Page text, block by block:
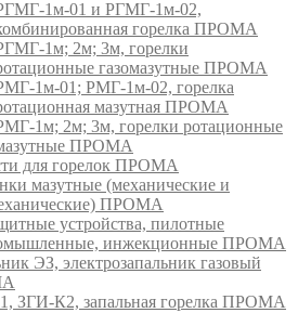
1м-01 и РГМГ-1м-02,
горелка ПРОМА
1м; 2м; 3м, горелки
газомазутные ПРОМА
1м-01; РМГ-1м-02, горелка
мазутная ПРОМА
1м; 2м; 3м, горелки ротационные
ПРОМА
для горелок ПРОМА
мазутные (механические и
ПРОМА
устройства, пилотные
инжекционные ПРОМА
ЭЗ, электрозапальник газовый
ЗГИ-К2, запальная горелка ПРОМА